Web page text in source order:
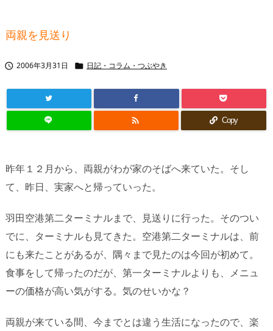
両親を見送り
 2006年3月31日  日記・コラム・つぶやき
 Copy
昨年１２月から、両親がわが家のそばへ来ていた。そし
て、昨日、実家へと帰っていった。
羽田空港第二ターミナルまで、見送りに行った。そのつい
でに、ターミナルも見てきた。空港第二ターミナルは、前
にも来たことがあるが、隅々まで見たのは今回が初めて。
食事をして帰ったのだが、第一ターミナルよりも、メニュ
ーの価格が高い気がする。気のせいかな？
両親が来ている間、今までとは違う生活になったので、楽